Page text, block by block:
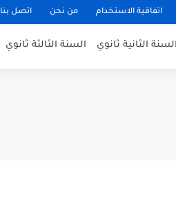
اتفاقية الاستخدام من نحن اتصل بنا
السنة الثانية ثانوي السنة الثالثة ثانوي